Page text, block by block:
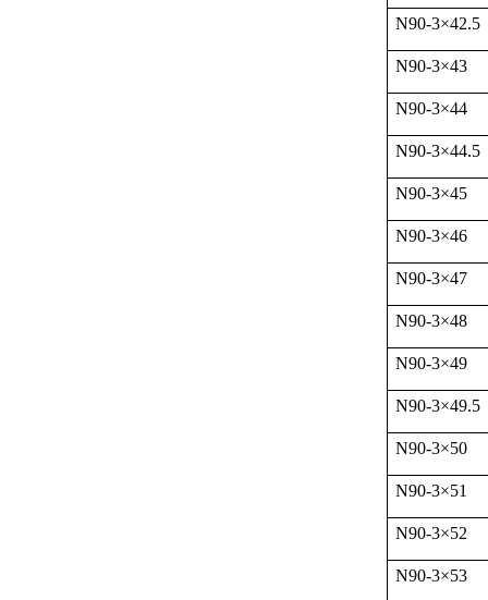
N90-3×42.5
N90-3×43
N90-3×44
N90-3×44.5
N90-3×45
N90-3×46
N90-3×47
N90-3×48
N90-3×49
N90-3×49.5
N90-3×50
N90-3×51
N90-3×52
N90-3×53